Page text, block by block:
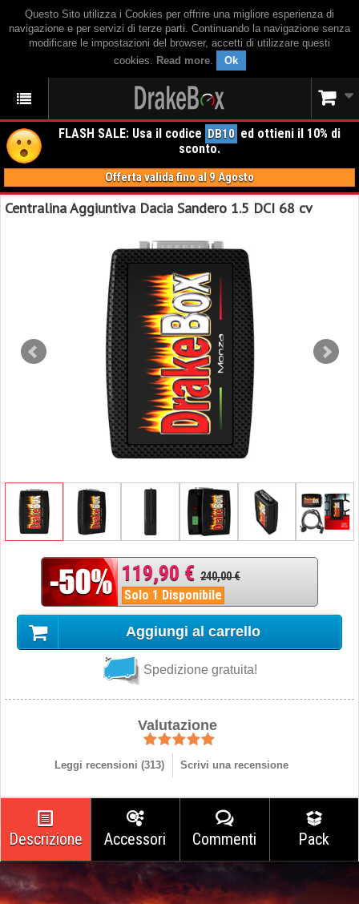
Questo Sito utilizza i Cookies per offrire una migliore esperienza di
navigazione e per servizi di terze parti. Continuando la navigazione senza
modificare le impostazioni del browser, accetti di utilizzare questi
cookies. Read more. Ok
FLASH SALE: Usa il codice DB10 ed ottieni il 10% di
sconto.
Offerta valida fino al 9 Agosto
Centralina Aggiuntiva Dacia Sandero 1.5 DCI 68 cv
119,90 € 240,00 €
Solo 1 Disponibile
Aggiungi al carrello
Spedizione gratuita!
Valutazione
Leggi recensioni (313) Scrivi una recensione
Descrizione Accessori Commenti Pack